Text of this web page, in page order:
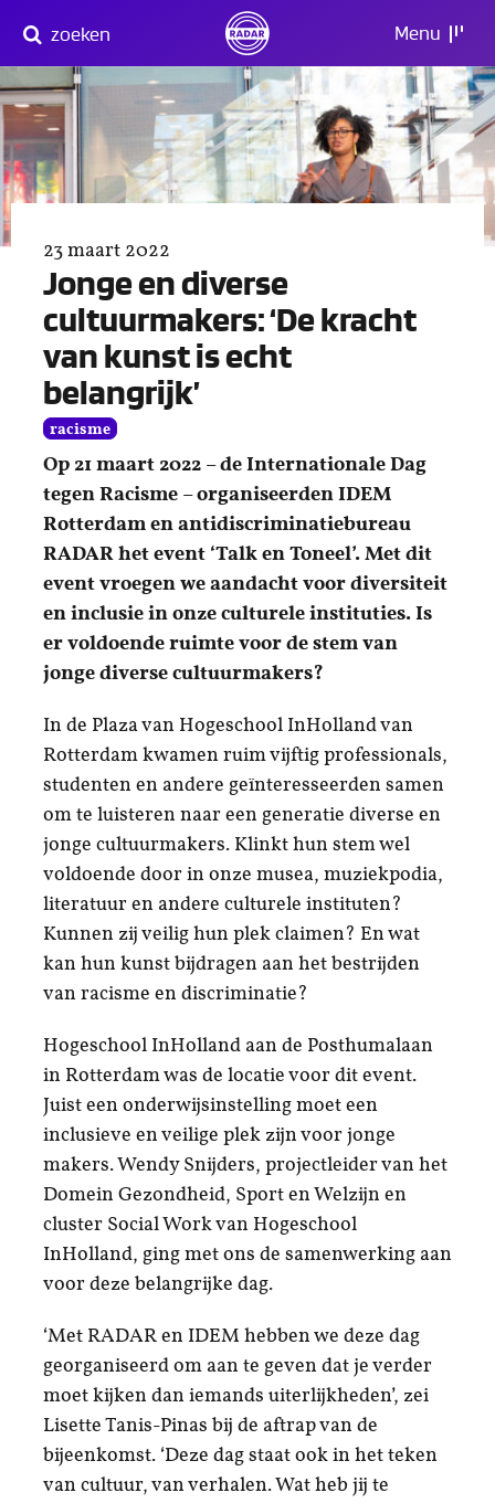
naar
content
zoeken Menu
23 maart 2022
Jonge en diverse
cultuurmakers: ‘De kracht
van kunst is echt
belangrijk’
racisme
Op 21 maart 2022 – de Internationale Dag
tegen Racisme – organiseerden IDEM
Rotterdam en antidiscriminatiebureau
RADAR het event ‘Talk en Toneel’. Met dit
event vroegen we aandacht voor diversiteit
en inclusie in onze culturele instituties. Is
er voldoende ruimte voor de stem van
jonge diverse cultuurmakers?
In de Plaza van Hogeschool InHolland van
Rotterdam kwamen ruim vijftig professionals,
studenten en andere geïnteresseerden samen
om te luisteren naar een generatie diverse en
jonge cultuurmakers. Klinkt hun stem wel
voldoende door in onze musea, muziekpodia,
literatuur en andere culturele instituten?
Kunnen zij veilig hun plek claimen? En wat
kan hun kunst bijdragen aan het bestrijden
van racisme en discriminatie?
Hogeschool InHolland aan de Posthumalaan
in Rotterdam was de locatie voor dit event.
Juist een onderwijsinstelling moet een
inclusieve en veilige plek zijn voor jonge
makers. Wendy Snijders, projectleider van het
Domein Gezondheid, Sport en Welzijn en
cluster Social Work van Hogeschool
InHolland, ging met ons de samenwerking aan
voor deze belangrijke dag.
‘Met RADAR en IDEM hebben we deze dag
georganiseerd om aan te geven dat je verder
moet kijken dan iemands uiterlijkheden’, zei
Lisette Tanis-Pinas bij de aftrap van de
bijeenkomst. ‘Deze dag staat ook in het teken
van cultuur, van verhalen. Wat heb jij te